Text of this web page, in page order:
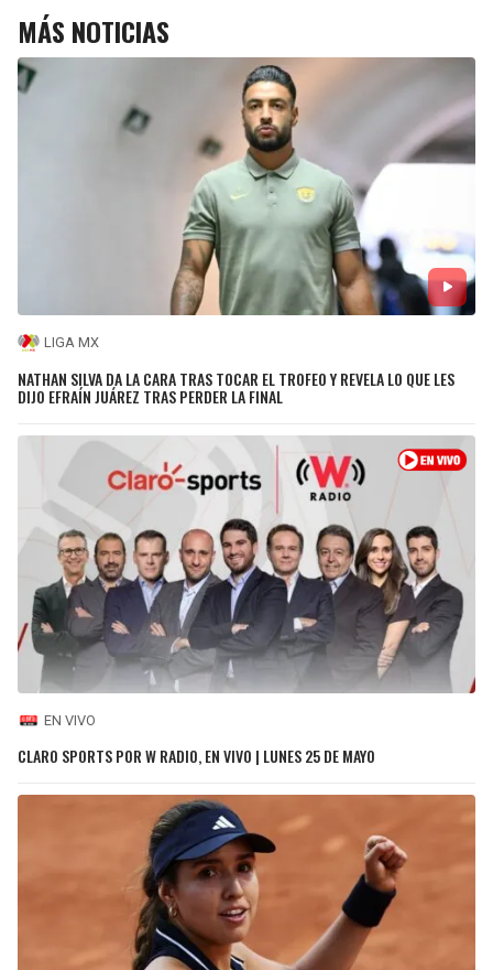
MÁS NOTICIAS
LIGA MX
NATHAN SILVA DA LA CARA TRAS TOCAR EL TROFEO Y REVELA LO QUE LES
DIJO EFRAÍN JUÁREZ TRAS PERDER LA FINAL
EN VIVO
CLARO SPORTS POR W RADIO, EN VIVO | LUNES 25 DE MAYO